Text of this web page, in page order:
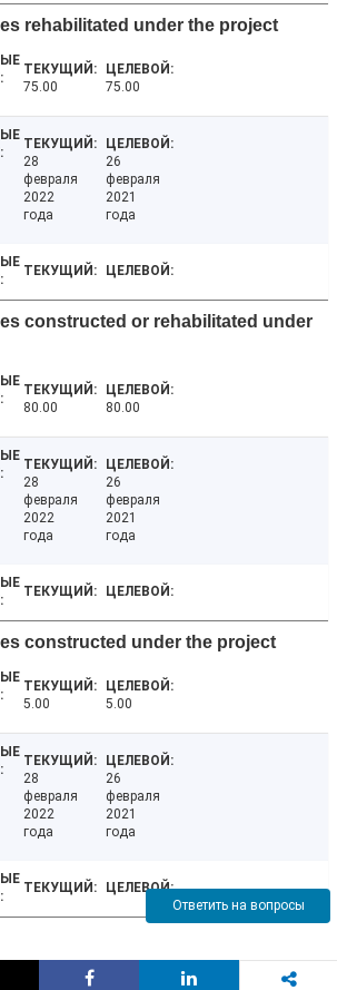
rehabilitated under the project
75.00 75.00
28
февраля
2022
года
26
февраля
2021
года
constructed or rehabilitated under
80.00 80.00
28
февраля
2022
года
26
февраля
2021
года
constructed under the project
5.00 5.00
28
февраля
2022
года
26
февраля
2021
года
Ответить на вопросы